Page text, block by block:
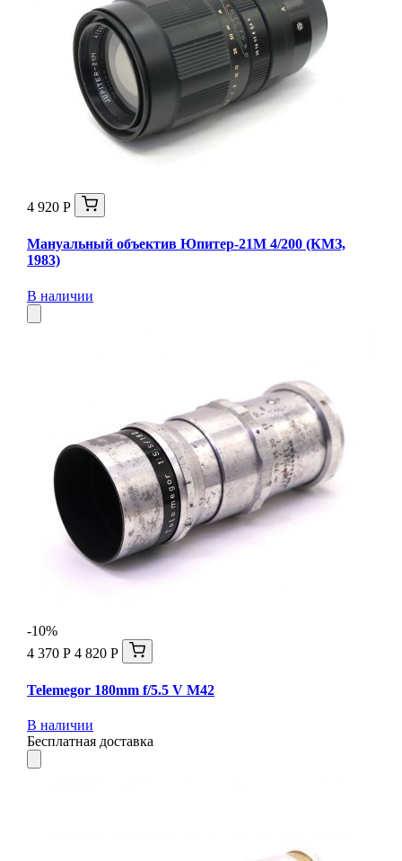
4 920 Р
Мануальный объектив Юпитер-21М 4/200 (КМЗ,
1983)
В наличии
-10%
4 370 Р 4 820 Р
Telemegor 180mm f/5.5 V M42
В наличии
Бесплатная доставка